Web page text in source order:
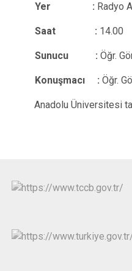
Yer :
Saat : 14.00
Sunucu : Öğr.
Konuşmacı : Öğr.
Anadolu Üniversitesi